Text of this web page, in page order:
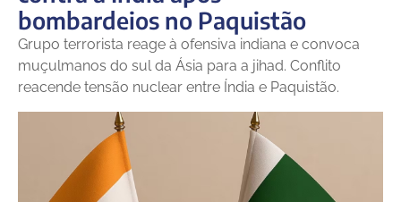
bombardeios no Paquistão
Grupo terrorista reage à ofensiva indiana e convoca
muçulmanos do sul da Ásia para a jihad. Conflito
reacende tensão nuclear entre Índia e Paquistão.